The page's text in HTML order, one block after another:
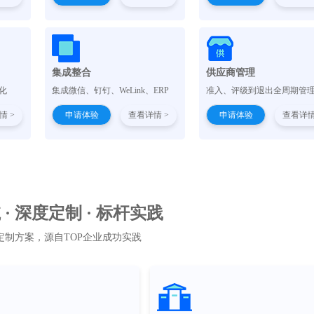
>
集成整合
集成微信、钉钉、WeLink、ERP
申请体验 查看详情 >
供应商管理
准入、评级到退出全周期管
申请体验 查看详
深度定制 · 标杆实践
制方案，源自TOP企业成功实践